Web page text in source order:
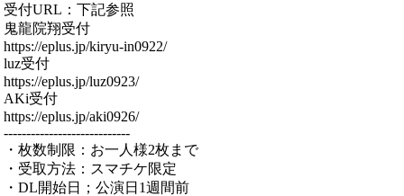
受付URL：下記参照
鬼龍院翔受付
https://eplus.jp/kiryu-in0922/
luz受付
https://eplus.jp/luz0923/
AKi受付
https://eplus.jp/aki0926/
----------------------------
・枚数制限：お一人様2枚まで
・受取方法：スマチケ限定
・DL開始日；公演日1週間前